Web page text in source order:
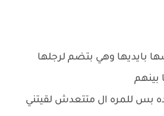
وهي بتضم لرجلها
بس للمره ال متتعدش لقيتني